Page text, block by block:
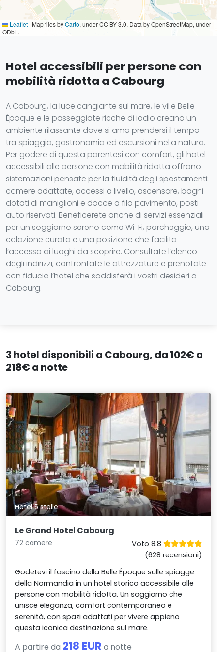
Leaflet | Map tiles byCarto, under CC BY 3.0. Data by OpenStreetMap, under
ODbL.
Hotel accessibili per persone con
mobilità ridotta a Cabourg
A Cabourg, la luce cangiante sul mare, le ville Belle
Époque e le passeggiate ricche di iodio creano un
ambiente rilassante dove si ama prendersi il tempo
tra spiaggia, gastronomia ed escursioni nella natura.
Per godere di questa parentesi con comfort, gli hotel
accessibili alle persone con mobilità ridotta offrono
sistemazioni pensate per la fluidità degli spostamenti:
camere adattate, accessi a livello, ascensore, bagni
dotati di maniglioni e docce a filo pavimento, posti
auto riservati. Beneficerete anche di servizi essenziali
per un soggiorno sereno come Wi-Fi, parcheggio, una
colazione curata e una posizione che facilita
l’accesso ai luoghi da scoprire. Consultate l’elenco
degli indirizzi, confrontate le attrezzature e prenotate
con fiducia l’hotel che soddisferà i vostri desideri a
Cabourg.
3 hotel disponibili a Cabourg, da 102€ a
218€ a notte
Hotel 5 stelle
Le Grand Hotel Cabourg
72 camere
Voto 8.8
(628 recensioni)
Godetevi il fascino della Belle Époque sulle spiagge
della Normandia in un hotel storico accessibile alle
persone con mobilità ridotta. Un soggiorno che
unisce eleganza, comfort contemporaneo e
serenità, con spazi adattati per vivere appieno
questa iconica destinazione sul mare.
A partire da 218 EUR a notte